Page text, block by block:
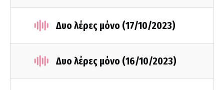
Δυο λέρες μόνο (17/10/2023)
Δυο λέρες μόνο (16/10/2023)